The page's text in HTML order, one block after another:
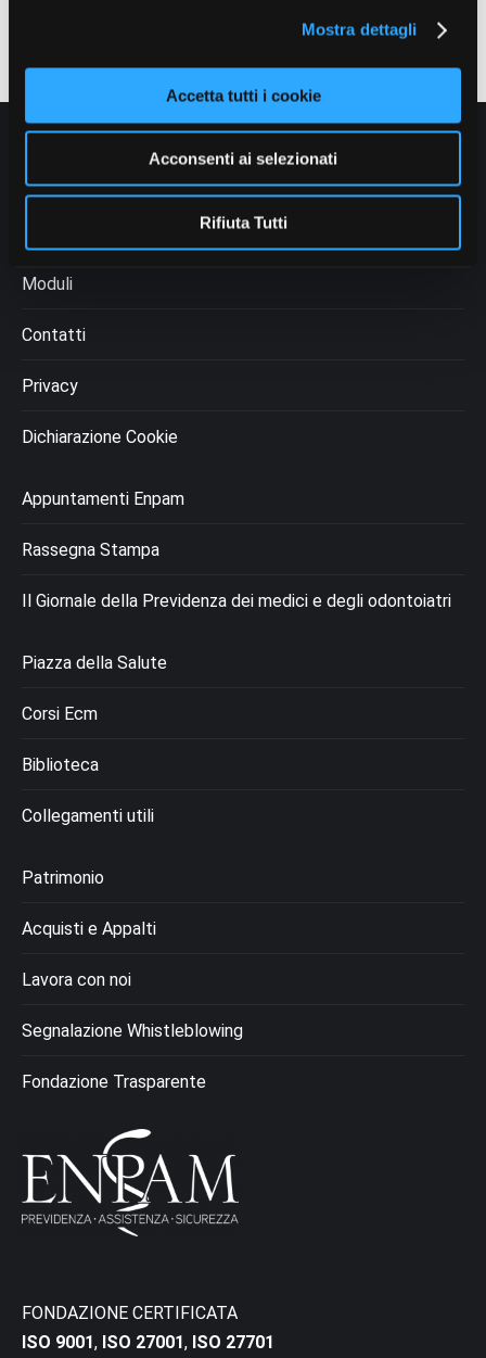
Mostra dettagli
Accetta tutti i cookie
Acconsenti ai selezionati
Rifiuta Tutti
Chi siamo
Moduli
Contatti
Privacy
Dichiarazione Cookie
Appuntamenti Enpam
Rassegna Stampa
Il Giornale della Previdenza dei medici e degli odontoiatri
Piazza della Salute
Corsi Ecm
Biblioteca
Collegamenti utili
Patrimonio
Acquisti e Appalti
Lavora con noi
Segnalazione Whistleblowing
Fondazione Trasparente
FONDAZIONE CERTIFICATA
ISO 9001, ISO 27001, ISO 27701